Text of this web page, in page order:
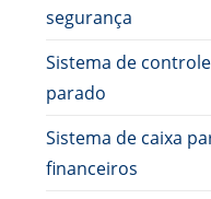
segurança
Sistema de
parado
Sistema de caixa
financeiros